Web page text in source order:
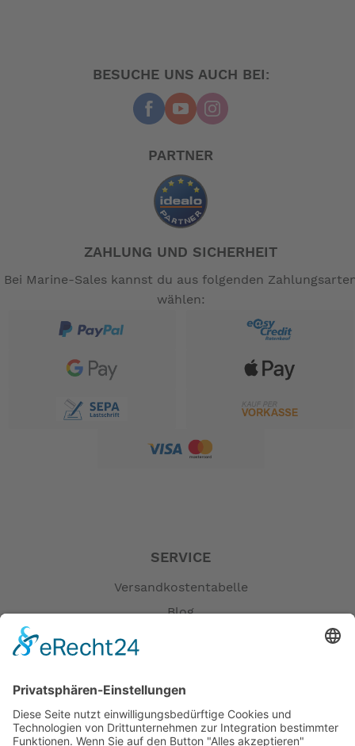
BESUCHE UNS AUCH BEI:
PARTNER
ZAHLUNG UND SICHERHEIT
Bei Marine-Sales kannst du aus folgenden
wählen:
SERVICE
Versandkostentabelle
Blog
Erklärung zur Barrierefreiheit
AGB
Öffnungszeiten
Versandpartner